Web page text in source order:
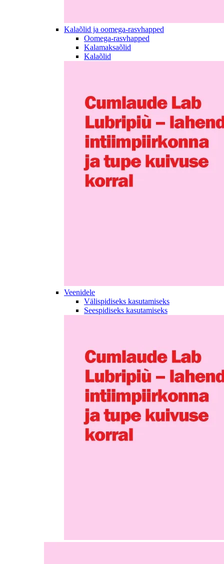
Kalaõlid ja oomega-rasvhapped
Oomega-rasvhapped
Kalamaksaõlid
Kalaõlid
Veenidele
Välispidiseks kasutamiseks
Seespidiseks kasutamiseks